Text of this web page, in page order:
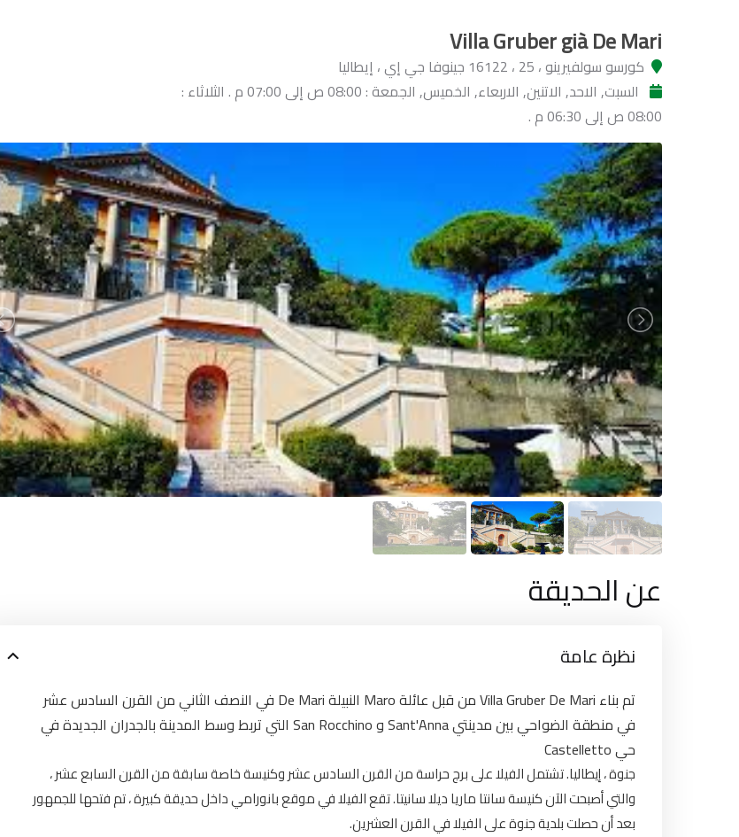
Villa Gruber già De Mari
كورسو سولفيرينو ، 25 ، 16122 جينوفا جي إي ، إيطاليا
السبت, الاحد, الاتنين, الاربعاء, الخميس, الجمعة : 08:00 ص إلى 07:00 م . الثلاثاء :
08:00 ص إلى 06:30 م .
عن الحديقة
نظرة عامة
تم بناء Villa Gruber De Mari من قبل عائلة Maro النبيلة De Mari في النصف الثاني من القرن السادس عشر
في منطقة الضواحي بين مدينتي Sant'Anna و San Rocchino التي تربط وسط المدينة بالجدران الجديدة في
حي Castelletto
جنوة ، إيطاليا. تشتمل الفيلا على برج حراسة من القرن السادس عشر وكنيسة خاصة سابقة من القرن السابع عشر ،
والتي أصبحت الآن كنيسة سانتا ماريا ديلا سانيتا. تقع الفيلا في موقع بانورامي داخل حديقة كبيرة ، تم فتحها للجمهور
بعد أن حصلت بلدية جنوة على الفيلا في القرن العشرين.